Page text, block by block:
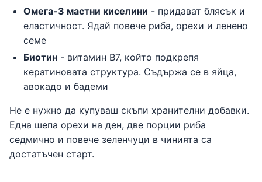
Омега-3 мастни киселини - придават блясък и
еластичност. Ядай повече риба, орехи и ленено
семе
Биотин - витамин B7, който подкрепя
кератиновата структура. Съдържа се в яйца,
авокадо и бадеми
Не е нужно да купуваш скъпи хранителни добавки.
Една шепа орехи на ден, две порции риба
седмично и повече зеленчуци в чинията са
достатъчен старт.